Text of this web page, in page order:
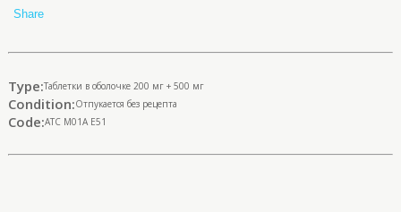
Share
Type:Таблетки в оболочке 200 мг + 500 мг
Condition:Отпукается без рецепта
Code:ATC M01A E51